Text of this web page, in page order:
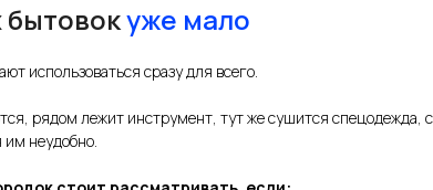
бытовокуже мало
использоваться сразу для всего.
рядом лежит инструмент, тут же сушится
им неудобно.